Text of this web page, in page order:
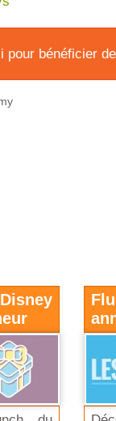
pour bénéficier